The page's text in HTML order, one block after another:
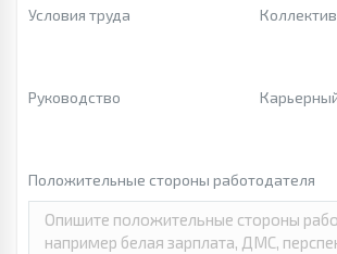
Условия труда
Коллектив
Руководство
Положительные стороны работодателя